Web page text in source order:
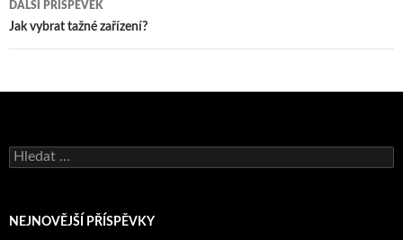
DALŠÍ PŘÍSPĚVEK
Jak vybrat tažné zařízení?
Vyhledávání
NEJNOVĚJŠÍ PŘÍSPĚVKY